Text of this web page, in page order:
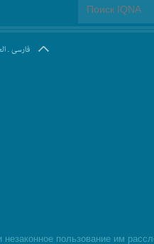
. فارسی
пользование им